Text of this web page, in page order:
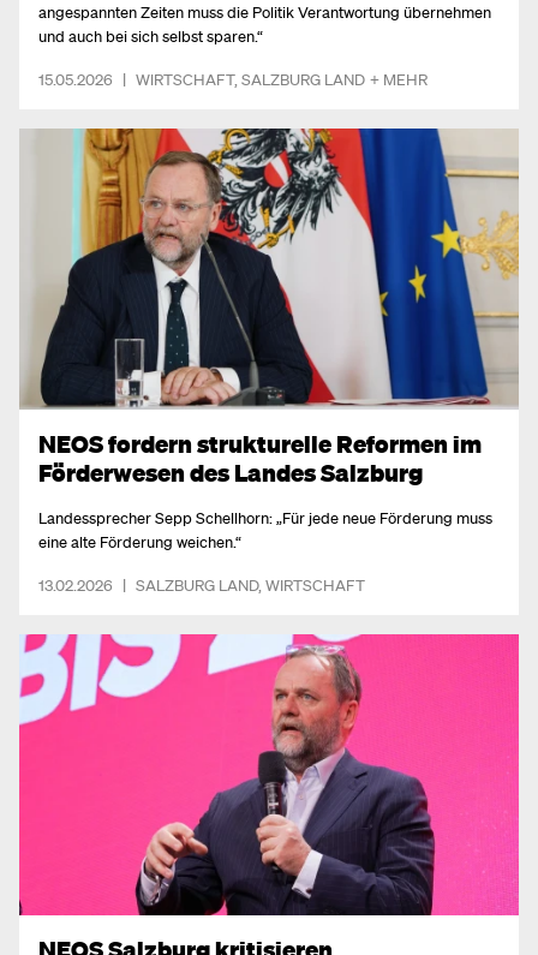
angespannten Zeiten muss die Politik Verantwortung übernehmen
und auch bei sich selbst sparen.“
15.05.2026 | WIRTSCHAFT, SALZBURG LAND + MEHR
NEOS fordern strukturelle Reformen im
Förderwesen des Landes Salzburg
Landessprecher Sepp Schellhorn: „Für jede neue Förderung muss
eine alte Förderung weichen.“
13.02.2026 | SALZBURG LAND, WIRTSCHAFT